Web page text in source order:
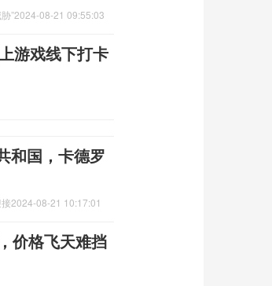
”2024-08-21 09:55:03
游戏线下打卡
和国，卡德罗
2024-08-21 10:17:01
价格飞天难挡